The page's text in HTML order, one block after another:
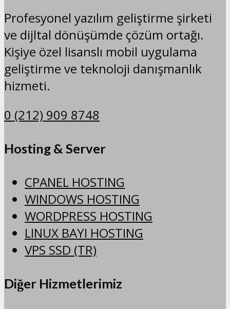
Profesyonel yazılım geliştirme şirketi
ve dijltal dönüşümde çözüm ortağı.
Kişiye özel lisanslı mobil uygulama
geliştirme ve teknoloji danışmanlık
hizmeti.
0 (212) 909 8748
Hosting & Server
CPANEL HOSTING
WINDOWS HOSTING
WORDPRESS HOSTING
LINUX BAYI HOSTING
VPS SSD (TR)
Diğer Hizmetlerimiz